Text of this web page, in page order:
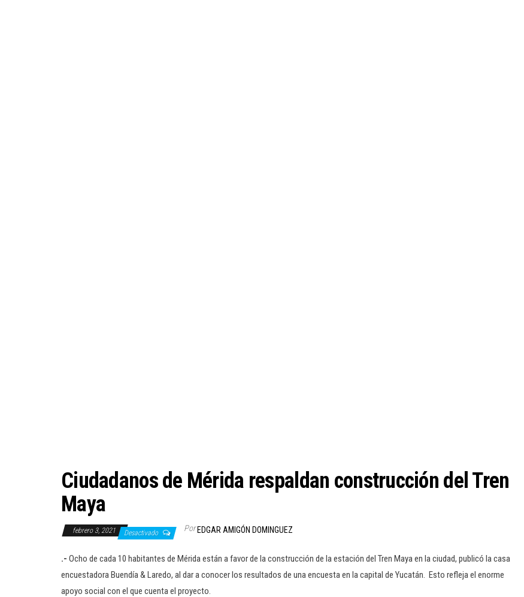
Ciudadanos de Mérida respaldan construcción del Tren
Maya
febrero 3, 2021 Desactivado Por EDGAR AMIGÓN DOMINGUEZ
.- Ocho de cada 10 habitantes de Mérida están a favor de la construcción de la estación del Tren Maya en la ciudad, publicó la casa
encuestadora Buendía & Laredo, al dar a conocer los resultados de una encuesta en la capital de Yucatán. Esto refleja el enorme
apoyo social con el que cuenta el proyecto.